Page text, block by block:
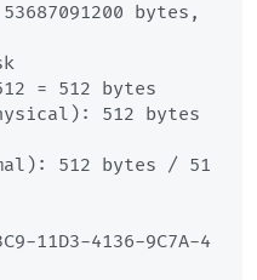
bytes,
= 512 bytes
512 bytes
512 bytes / 51
11D3-4136-9C7A-4